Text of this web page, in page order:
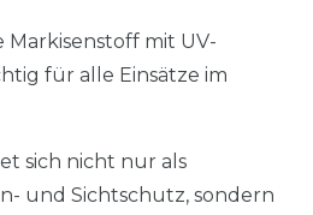
Markisenstoff mit UV-
für alle Einsätze im
sich nicht nur als
und Sichtschutz, sondern